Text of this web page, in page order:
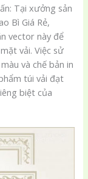
Tại xưởng sản
Bì Giá Rẻ,
vector này để
vải. Việc sử
và chế bản in
túi vải đạt
biệt của